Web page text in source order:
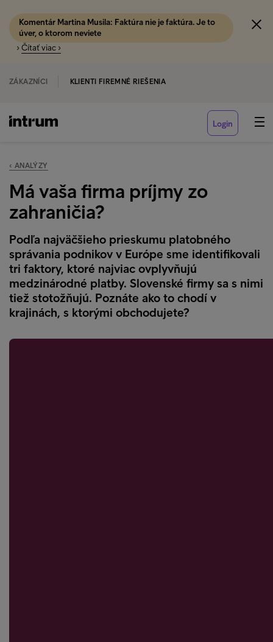
Komentár Martina Musila: Faktúra nie je faktúra. Je to
úver, o ktorom neviete
› Čítať viac ›
ZÁKAZNÍCI KLIENTI FIREMNÉ RIEŠENIA
Login
‹ ANALÝZY
Má vaša firma príjmy zo
zahraničia?
Podľa najväčšieho prieskumu platobného
správania podnikov v Európe sme identifikovali
tri faktory, ktoré najviac ovplyvňujú
medzinárodné platby. Slovenské firmy sa s nimi
tiež stotožňujú. Poznáte ako to chodí v
krajinách, s ktorými obchodujete?